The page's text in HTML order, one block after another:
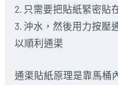
2. 只需要把貼紙緊密貼
3. 沖水，然後用力按壓
以順利通渠
通渠貼紙原理是靠馬桶